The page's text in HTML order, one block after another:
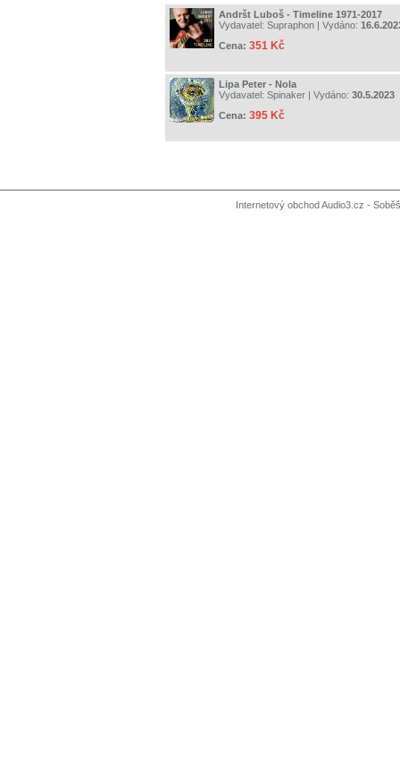
Andršt Luboš - Timeline 1971-2017
Vydavatel: Supraphon | Vydáno:
Cena: 351 Kč
Lipa Peter - Nola
Vydavatel: Spinaker | Vydáno: 30.5.2023
Cena: 395 Kč
Internetový obchod Audio3.cz -